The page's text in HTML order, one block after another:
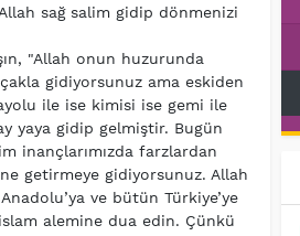
sağ salim gidip dönmenizi
"Allah onun huzurunda
gidiyorsunuz ama eskiden
ile ise kimisi ise gemi ile
yaya gidip gelmiştir. Bugün
inançlarımızda farzlardan
getirmeye gidiyorsunuz. Allah
ve bütün Türkiye’ye
alemine dua edin. Çünkü